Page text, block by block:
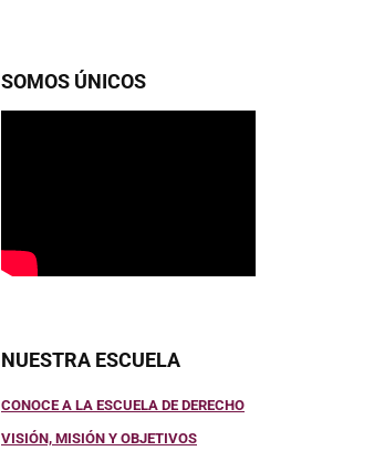
SOMOS ÚNICOS
NUESTRA ESCUELA
CONOCE A LA ESCUELA DE DERECHO
VISIÓN, MISIÓN Y OBJETIVOS